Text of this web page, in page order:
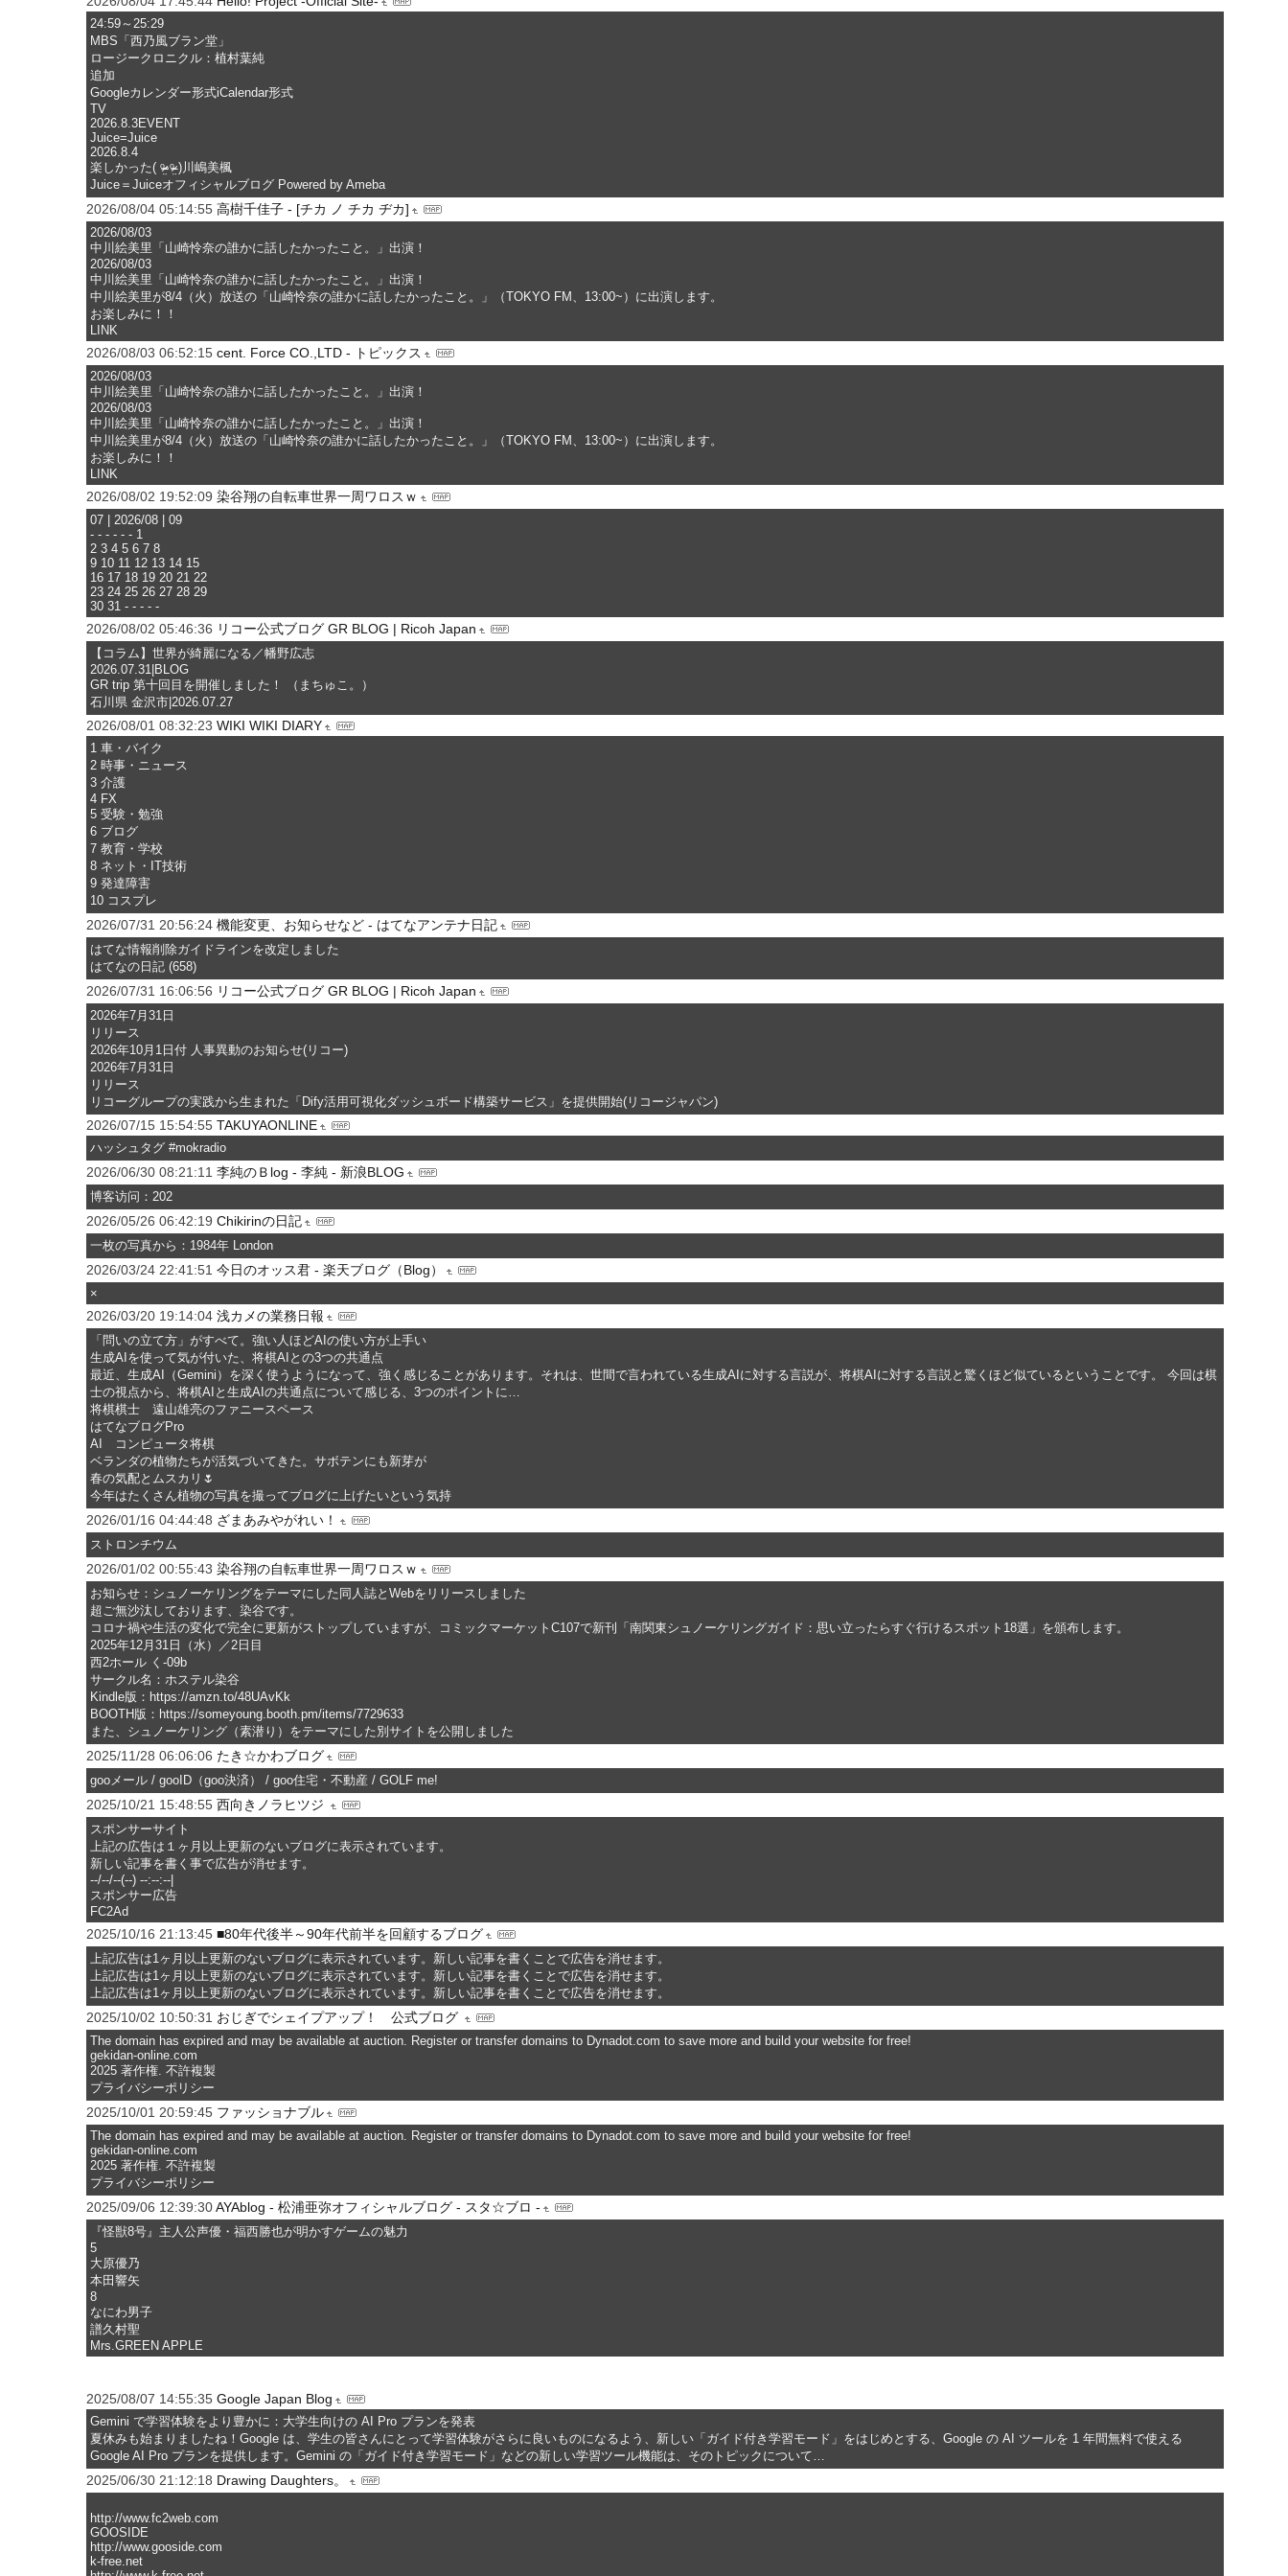
24:59～25:29
MBS「西乃風ブラン堂」
ロージークロニクル：植村葉純
追加
Googleカレンダー形式iCalendar形式
TV
2026.8.3EVENT
Juice=Juice
2026.8.4
楽しかった( ᵒ̴̶̷̤◦ᵒ̴̶̷̤ )川嶋美楓
Juice＝Juiceオフィシャルブログ Powered by Ameba
2026/08/04 05:14:55 高樹千佳子 - [チカ ノ チカ ヂカ]
2026/08/03
中川絵美里「山崎怜奈の誰かに話したかったこと。」出演！
2026/08/03
中川絵美里「山崎怜奈の誰かに話したかったこと。」出演！
中川絵美里が8/4（火）放送の「山崎怜奈の誰かに話したかったこと。」（TOKYO FM、13:00~）に出演します。
お楽しみに！！
LINK
2026/08/03 06:52:15 cent. Force CO.,LTD - トピックス
2026/08/03
中川絵美里「山崎怜奈の誰かに話したかったこと。」出演！
2026/08/03
中川絵美里「山崎怜奈の誰かに話したかったこと。」出演！
中川絵美里が8/4（火）放送の「山崎怜奈の誰かに話したかったこと。」（TOKYO FM、13:00~）に出演します。
お楽しみに！！
LINK
2026/08/02 19:52:09 染谷翔の自転車世界一周ワロスｗ
07 | 2026/08 | 09
- - - - - - 1
2 3 4 5 6 7 8
9 10 11 12 13 14 15
16 17 18 19 20 21 22
23 24 25 26 27 28 29
30 31 - - - - -
2026/08/02 05:46:36 リコー公式ブログ GR BLOG | Ricoh Japan
【コラム】世界が綺麗になる／幡野広志
2026.07.31|BLOG
GR trip 第十回目を開催しました！ （まちゅこ。）
石川県 金沢市|2026.07.27
2026/08/01 08:32:23 WIKI WIKI DIARY
1 車・バイク
2 時事・ニュース
3 介護
4 FX
5 受験・勉強
6 ブログ
7 教育・学校
8 ネット・IT技術
9 発達障害
10 コスプレ
2026/07/31 20:56:24 機能変更、お知らせなど - はてなアンテナ日記
はてな情報削除ガイドラインを改定しました
はてなの日記 (658)
2026/07/31 16:06:56 リコー公式ブログ GR BLOG | Ricoh Japan
2026年7月31日
リリース
2026年10月1日付 人事異動のお知らせ(リコー)
2026年7月31日
リリース
リコーグループの実践から生まれた「Dify活用可視化ダッシュボード構築サービス」を提供開始(リコージャパン)
2026/07/15 15:54:55 TAKUYAONLINE
ハッシュタグ #mokradio
2026/06/30 08:21:11 李純のＢlog - 李純 - 新浪BLOG
博客访问：202
2026/05/26 06:42:19 Chikirinの日記
一枚の写真から：1984年 London
2026/03/24 22:41:51 今日のオッス君 - 楽天ブログ（Blog）
×
2026/03/20 19:14:04 浅カメの業務日報
「問いの立て方」がすべて。強い人ほどAIの使い方が上手い
生成AIを使って気が付いた、将棋AIとの3つの共通点
最近、生成AI（Gemini）を深く使うようになって、強く感じることがあります。それは、世間で言われている生成AIに対する言説が、将棋AIに対する言説と驚くほど似ているということです。 今回は棋
士の視点から、将棋AIと生成AIの共通点について感じる、3つのポイントに…
将棋棋士 遠山雄亮のファニースペース
はてなブログPro
AI コンピュータ将棋
ベランダの植物たちが活気づいてきた。サボテンにも新芽が
春の気配とムスカリ🌷
今年はたくさん植物の写真を撮ってブログに上げたいという気持
2026/01/16 04:44:48 ざまあみやがれい！
ストロンチウム
2026/01/02 00:55:43 染谷翔の自転車世界一周ワロスｗ
お知らせ：シュノーケリングをテーマにした同人誌とWebをリリースしました
超ご無沙汰しております、染谷です。
コロナ禍や生活の変化で完全に更新がストップしていますが、コミックマーケットC107で新刊「南関東シュノーケリングガイド：思い立ったらすぐ行けるスポット18選」を頒布します。
2025年12月31日（水）／2日目
西2ホール く-09b
サークル名：ホステル染谷
Kindle版：https://amzn.to/48UAvKk
BOOTH版：https://someyoung.booth.pm/items/7729633
また、シュノーケリング（素潜り）をテーマにした別サイトを公開しました
2025/11/28 06:06:06 たき☆かわブログ
gooメール / gooID（goo決済） / goo住宅・不動産 / GOLF me!
2025/10/21 15:48:55 西向きノラヒツジ
スポンサーサイト
上記の広告は１ヶ月以上更新のないブログに表示されています。
新しい記事を書く事で広告が消せます。
--/--/--(--) --:--:--|
スポンサー広告
FC2Ad
2025/10/16 21:13:45 ■80年代後半～90年代前半を回顧するブログ
上記広告は1ヶ月以上更新のないブログに表示されています。新しい記事を書くことで広告を消せます。
上記広告は1ヶ月以上更新のないブログに表示されています。新しい記事を書くことで広告を消せます。
上記広告は1ヶ月以上更新のないブログに表示されています。新しい記事を書くことで広告を消せます。
2025/10/02 10:50:31 おじぎでシェイプアップ！ 公式ブログ
The domain has expired and may be available at auction. Register or transfer domains to Dynadot.com to save more and build your website for free!
gekidan-online.com
2025 著作権. 不許複製
プライバシーポリシー
2025/10/01 20:59:45 ファッショナブル
The domain has expired and may be available at auction. Register or transfer domains to Dynadot.com to save more and build your website for free!
gekidan-online.com
2025 著作権. 不許複製
プライバシーポリシー
2025/09/06 12:39:30AYAblog - 松浦亜弥オフィシャルブログ - スタ☆ブロ -
『怪獣8号』主人公声優・福西勝也が明かすゲームの魅力
5
大原優乃
本田響矢
8
なにわ男子
譜久村聖
Mrs.GREEN APPLE
2025/08/07 14:55:35 Google Japan Blog
Gemini で学習体験をより豊かに：大学生向けの AI Pro プランを発表
夏休みも始まりましたね！Google は、学生の皆さんにとって学習体験がさらに良いものになるよう、新しい「ガイド付き学習モード」をはじめとする、Google の AI ツールを 1 年間無料で使える
Google AI Pro プランを提供します。Gemini の「ガイド付き学習モード」などの新しい学習ツール機能は、そのトピックについて…
2025/06/30 21:12:18 Drawing Daughters。
http://www.fc2web.com
GOOSIDE
http://www.gooside.com
k-free.net